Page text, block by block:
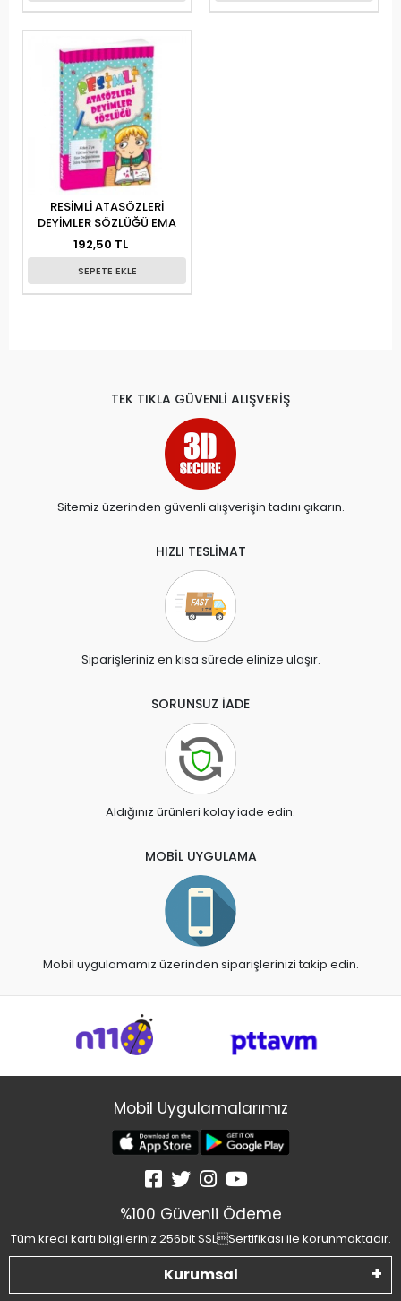
RESİMLİ ATASÖZLERİ
DEYİMLER SÖZLÜĞÜ EMA
192,50 TL
SEPETE EKLE
TEK TIKLA GÜVENLİ ALIŞVERİŞ
Sitemiz üzerinden güvenli alışverişin tadını çıkarın.
HIZLI TESLİMAT
Siparişleriniz en kısa sürede elinize ulaşır.
SORUNSUZ İADE
Aldığınız ürünleri kolay iade edin.
MOBİL UYGULAMA
Mobil uygulamamız üzerinden siparişlerinizi takip edin.
Mobil Uygulamalarımız
%100 Güvenli Ödeme
Tüm kredi kartı bilgileriniz 256bit SSLSertifikası ile korunmaktadır.
Kurumsal